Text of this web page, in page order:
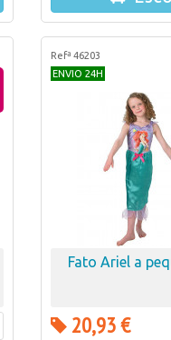
Refª 46203
ENVIO 24H
Fato Ariel a
20,93 €